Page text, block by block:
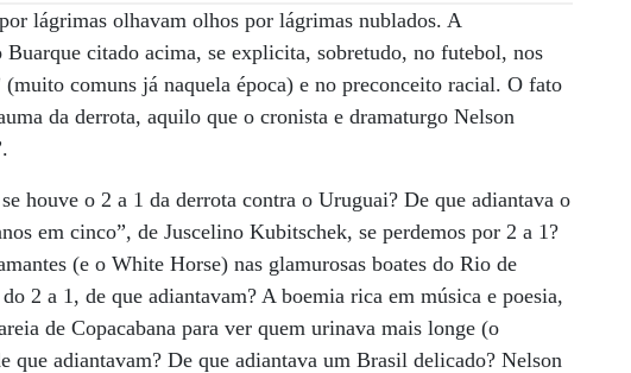
lágrimas olhavam olhos por lágrimas nublados. A
citado acima, se explicita, sobretudo, no futebol, nos
(muito comuns já naquela época) e no preconceito racial. O fato
da derrota, aquilo que o cronista e dramaturgo Nelson
houve o 2 a 1 da derrota contra o Uruguai? De que adiantava o
em cinco”, de Juscelino Kubitschek, se perdemos por 2 a 1?
(e o White Horse) nas glamurosas boates do Rio de
2 a 1, de que adiantavam? A boemia rica em música e poesia,
de Copacabana para ver quem urinava mais longe (o
que adiantavam? De que adiantava um Brasil delicado? Nelson